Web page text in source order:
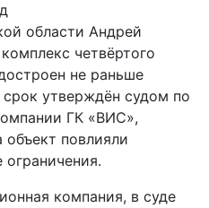
области Андрей
четвёртого
не раньше
утверждён судом по
ГК «ВИС»,
объект повлияли
компания, в суде